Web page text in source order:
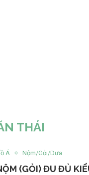
THÁI
Á Nộm/Gỏi/Dưa
(GỎI) ĐU ĐỦ